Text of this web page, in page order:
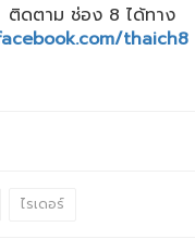
ติดตาม ช่อง 8 ได้ทาง
thaich8
ไรเดอร์